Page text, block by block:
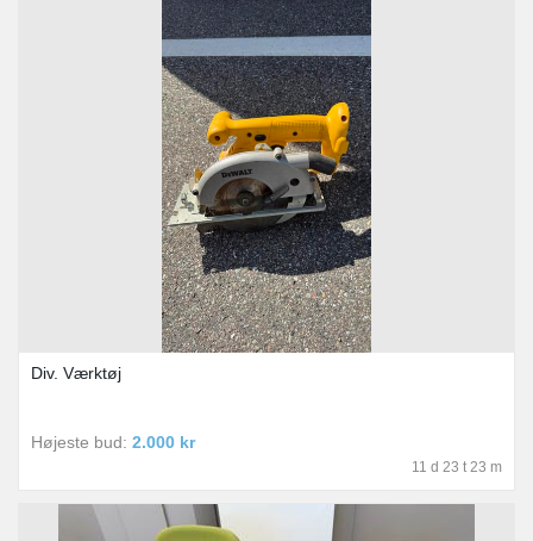
Div. Værktøj
Højeste bud: 2.000 kr
11 d 23 t 23 m